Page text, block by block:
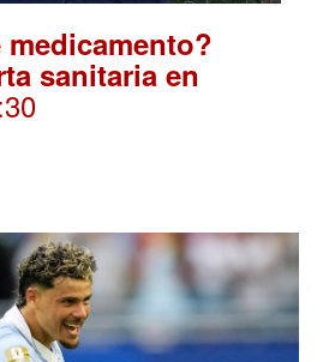
medicamento?
sanitaria en